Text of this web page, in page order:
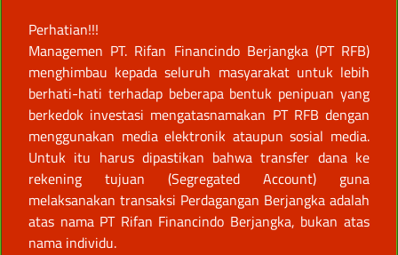
Perhatian!!!
Managemen PT. Rifan Financindo Berjangka (PT RFB)
menghimbau kepada seluruh masyarakat untuk lebih
berhati-hati terhadap beberapa bentuk penipuan yang
berkedok investasi mengatasnamakan PT RFB dengan
menggunakan media elektronik ataupun sosial media.
Untuk itu harus dipastikan bahwa transfer dana ke
rekening tujuan (Segregated Account) guna
melaksanakan transaksi Perdagangan Berjangka adalah
atas nama PT Rifan Financindo Berjangka, bukan atas
nama individu.